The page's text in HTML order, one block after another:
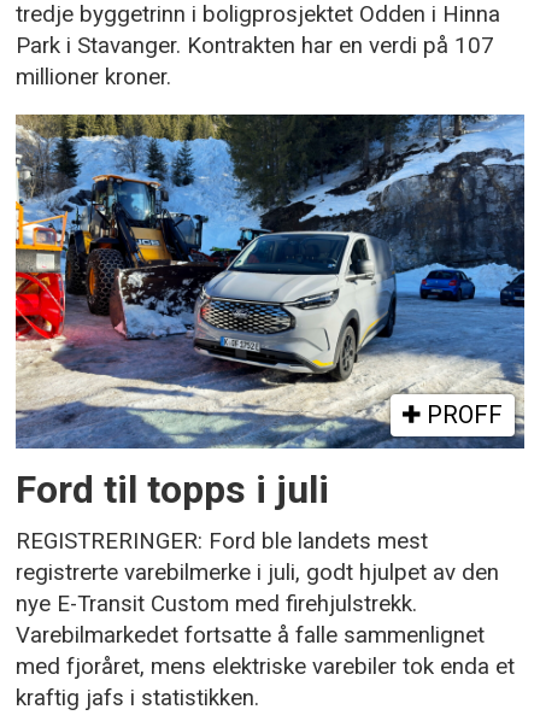
tredje byggetrinn i boligprosjektet Odden i Hinna
Park i Stavanger. Kontrakten har en verdi på 107
millioner kroner.
PROFF
Ford til topps i juli
REGISTRERINGER: Ford ble landets mest
registrerte varebilmerke i juli, godt hjulpet av den
nye E-Transit Custom med firehjulstrekk.
Varebilmarkedet fortsatte å falle sammenlignet
med fjoråret, mens elektriske varebiler tok enda et
kraftig jafs i statistikken.